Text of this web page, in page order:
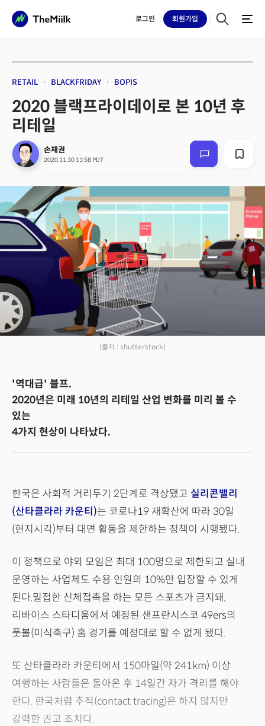
로그인 회원가입
RETAIL BLACKFRIDAY BOPIS
2020 블랙프라이데이로 본 10년 후
리테일
손재권
2020.11.30 13:58 PDT
(출처 : shutterstock)
'역대급' 블프.
2020년은 미래 10년의 리테일 산업 변화를 미리 볼 수
있는
4가지 현상이 나타났다.
한국은 사회적 거리두기 2단계로 격상됐고 실리콘밸리
(산타클라라 카운티)는 코로나19 재확산에 따라 30일
(현지시각)부터 대면 활동을 제한하는 정책이 시행됐다.
이 정책으로 야외 모임은 최대 100명으로 제한되고 실내
운영하는 사업체도 수용 인원의 10%만 입장할 수 있게
된다.밀접한 신체접촉을 하는 모든 스포츠가 금지돼,
리바이스 스타디움에서 예정된 샌프란시스코 49ers의
풋볼(미식축구) 홈 경기를 예정대로 할 수 없게 됐다.
또 산타클라라 카운티에서 150마일(약 241km) 이상
여행하는 사람들은 돌아온 후 14일간 자가 격리를 해야
한다. 한국처럼 추적(contact tracing)은 하지 않지만
강력한 권고 조치다.